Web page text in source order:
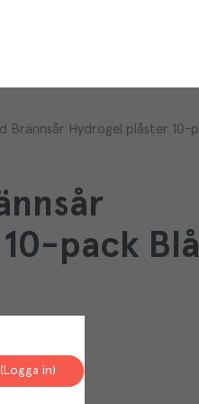
pack Blå
in)